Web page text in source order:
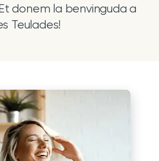
donem la benvinguda a
Teulades!